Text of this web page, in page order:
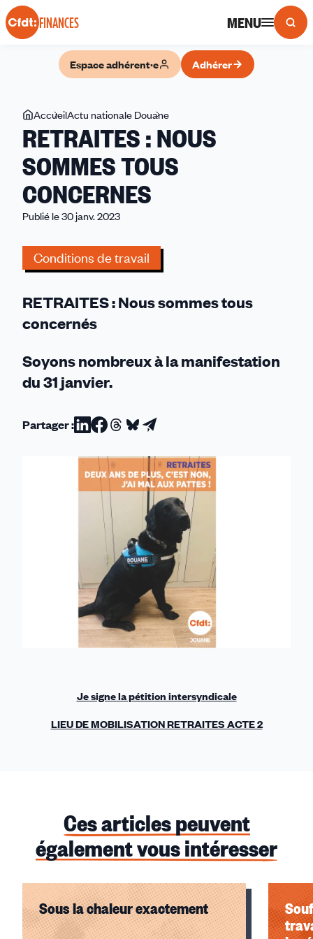
Panneau de gestion des cookies
FINANCES MENU
Espace adhérent·e Adhérer
Vous
êtes
ici
AccueilActu nationale Douane
NOUS
SOMMES
RETRAITES : NOUS
SOMMES TOUS
CONCERNES
Publié le 30 janv. 2023
Conditions de travail
RETRAITES : Nous sommes tous
concernés
Soyons nombreux à la manifestation
du 31 janvier.
Partager :Partager
sur
Linkedin
Partager
sur
Facebook
Partager
sur
Threads
Partager
sur
Bluesky
Partager
par
email
Je signe la pétition intersyndicale
LIEU DE MOBILISATION RETRAITES ACTE 2
Ces articles peuvent
également vous intéresser
Sous la chaleur exactement